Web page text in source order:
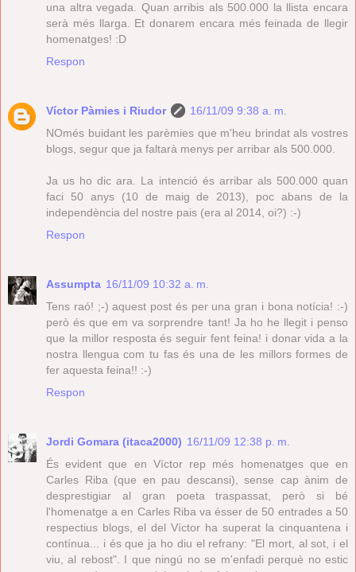
una altra vegada. Quan arribis als 500.000 la llista encara
serà més llarga. Et donarem encara més feinada de llegir
homenatges! :D
Respon
Víctor Pàmies i Riudor
16/11/09 9:38 a. m.
NOmés buidant les parèmies que m'heu brindat als vostres
blogs, segur que ja faltarà menys per arribar als 500.000.
Ja us ho dic ara. La intenció és arribar als 500.000 quan
faci 50 anys (10 de maig de 2013), poc abans de la
independència del nostre pais (era al 2014, oi?) :-)
Respon
Assumpta 16/11/09 10:32 a. m.
Tens raó! ;-) aquest post és per una gran i bona notícia! :-)
però és que em va sorprendre tant! Ja ho he llegit i penso
que la millor resposta és seguir fent feina! i donar vida a la
nostra llengua com tu fas és una de les millors formes de
fer aquesta feina!! :-)
Respon
Jordi Gomara (itaca2000) 16/11/09 12:38 p. m.
És evident que en Víctor rep més homenatges que en
Carles Riba (que en pau descansi), sense cap ànim de
desprestigiar al gran poeta traspassat, però si bé
l'homenatge a en Carles Riba va ésser de 50 entrades a 50
respectius blogs, el del Víctor ha superat la cinquantena i
contínua... i és que ja ho diu el refrany: "El mort, al sot, i el
viu, al rebost". I que ningú no se m'enfadi perquè no estic